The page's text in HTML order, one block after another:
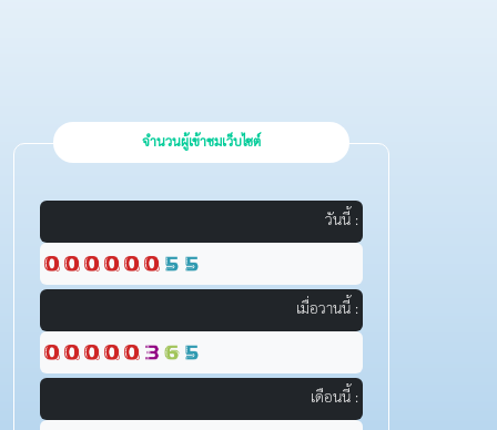
จำนวนผู้เข้าชมเว็บไซต์
วันนี้ :
เมื่อวานนี้ :
เดือนนี้ :